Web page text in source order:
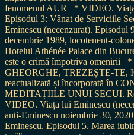
fenomenul AUR
* VIDEO.
Episodul 3: Vânat de Serviciile
Eminescu (necenzurat). Episodul
decembrie 1989, locotenent-
Hotelul Athénée Palace din
este o crimă împotriva omenirii
*
GHEORGHE, TREZEȘTE-TE,
reactualizată și încorporată în
MEDITAȚIILE UNUI SECUI.
VIDEO. Viața lui Eminescu
anti-Eminescu noiembrie 30, 2020
Eminescu. Episodul 5. Marea